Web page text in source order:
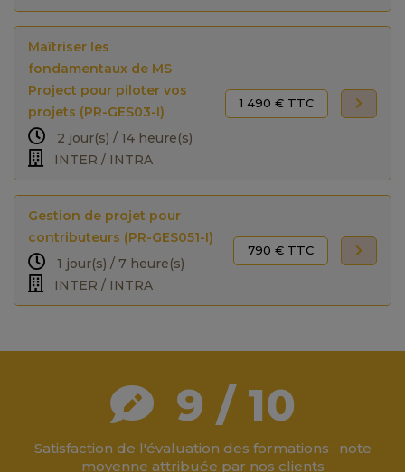
Maîtriser les
fondamentaux de MS
Project pour piloter vos
projets (PR-GES03-I)
2 jour(s) / 14 heure(s)
INTER / INTRA
1 490 € TTC
Gestion de projet pour
contributeurs (PR-GES051-I)
1 jour(s) / 7 heure(s)
INTER / INTRA
790 € TTC
9 / 10
Satisfaction de l'évaluation des formations : note
moyenne attribuée par nos clients